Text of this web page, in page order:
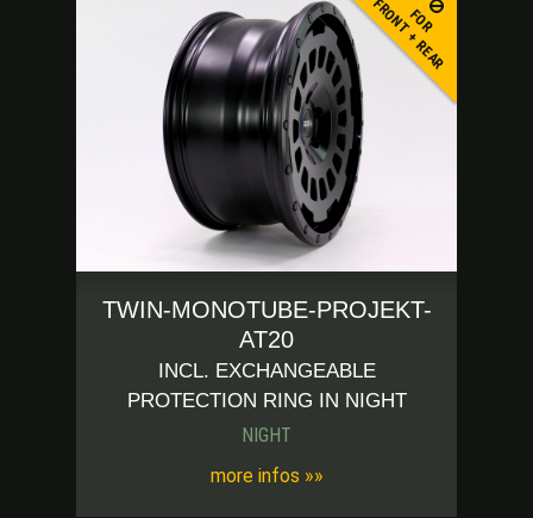
FOR
FRONT + REAR
TWIN-MONOTUBE-PROJEKT-
AT20
INCL. EXCHANGEABLE
PROTECTION RING IN NIGHT
NIGHT
more infos »»